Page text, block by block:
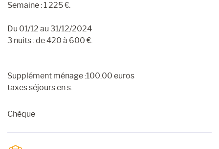
Semaine : 1 225 €.
Du 01/12 au 31/12/2024
3 nuits : de 420 à 600 €.
Supplément ménage :100.00 euros
taxes séjours en s.
Chèque